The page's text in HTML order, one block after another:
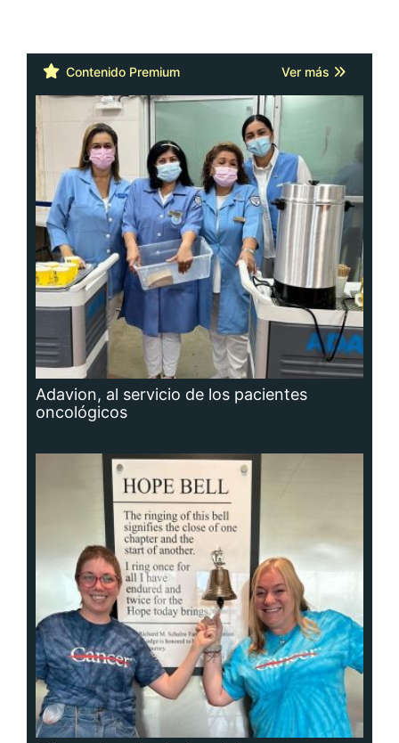
Contenido Premium Ver más
Adavion, al servicio de los pacientes
oncológicos